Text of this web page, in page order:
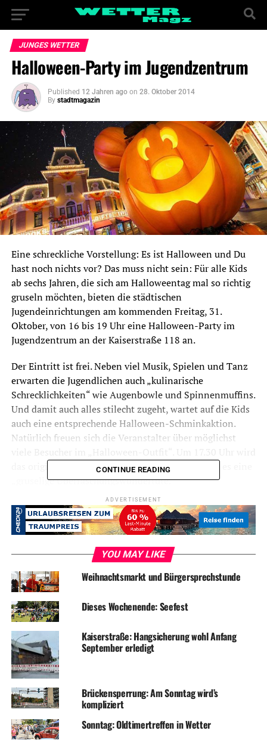
JUNGES WETTER
Halloween-Party im Jugendzentrum
Published 12 Jahren ago on 28. Oktober 2014
By stadtmagazin
Eine schreckliche Vorstellung: Es ist Halloween und Du
hast noch nichts vor? Das muss nicht sein: Für alle Kids
ab sechs Jahren, die sich am Halloweentag mal so richtig
gruseln möchten, bieten die städtischen
Jugendeinrichtungen am kommenden Freitag, 31.
Oktober, von 16 bis 19 Uhr eine Halloween-Party im
Jugendzentrum an der Kaiserstraße 118 an.
Der Eintritt ist frei. Neben viel Musik, Spielen und Tanz
erwarten die Jugendlichen auch „kulinarische
Schrecklichkeiten“ wie Augenbowle und Spinnenmuffins.
Und damit auch alles stilecht zugeht, wartet auf die Kids
auch eine entsprechende Halloween-Schminkaktion.
Natürlich freuen sich die Veranstalter über möglichst
das originellste Kostüm gekürt. Zu gewinnen gibt es eine
„gruselige Überraschungswundertüte.“
Symbolfoto / DSC
RELATED TOPICS:
UP NEXT
Kulturrucksackjahr feiert gelungenen Abschluss
DON'T MISS
Volmarstein goes Halloween
CONTINUE READING
ADVERTISEMENT
YOU MAY LIKE
Weihnachtsmarkt und Bürgersprechstunde
Dieses Wochenende: Seefest
Kaiserstraße: Hangsicherung wohl Anfang
September erledigt
Brückensperrung: Am Sonntag wird’s
kompliziert
Sonntag: Oldtimertreffen in Wetter